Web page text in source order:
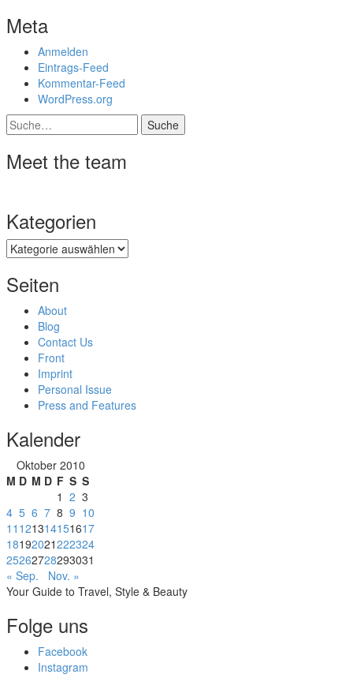
Meta
Anmelden
Eintrags-Feed
Kommentar-Feed
WordPress.org
Suche
Meet the team
Kategorien
Kategorien
Seiten
About
Blog
Contact Us
Front
Imprint
Personal Issue
Press and Features
Kalender
Oktober 2010
M D M D F S S
1 2 3
4 5 6 7 8 9 10
11 121314151617
18192021222324
25262728293031
« Sep.
Nov. »
Your Guide to Travel, Style & Beauty
Folge uns
Facebook
Instagram